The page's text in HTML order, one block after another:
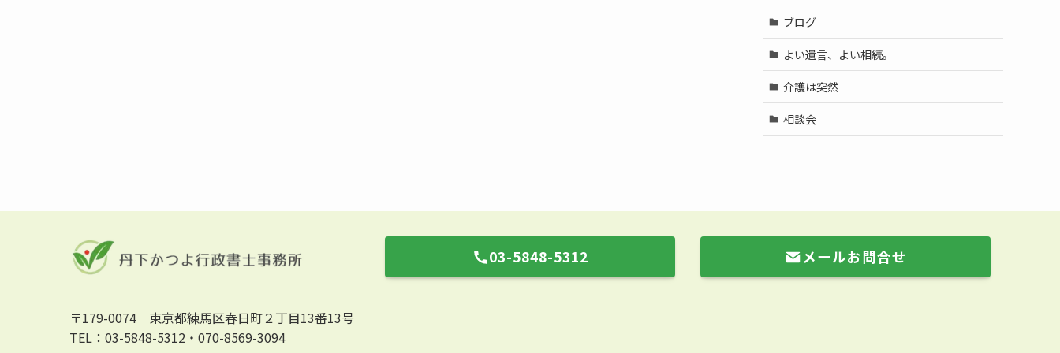
ブログ
よい遺言、よい相続。
介護は突然
相談会
〒179-0074 東京都練馬区春日町２丁目13番13号
TEL：03-5848-5312・070-8569-3094
03-5848-5312 メールお問合せ